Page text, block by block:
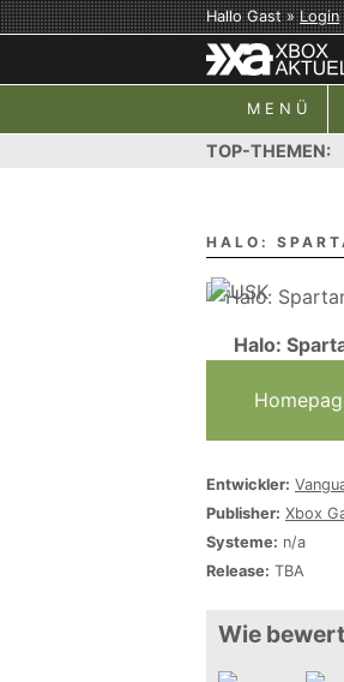
Hallo Gast »Login
MENÜ
TOP-THEMEN:
HALO:
Halo:
Entwickler:
Publisher: Xbox
Systeme: n/a
Release: TBA
Wie